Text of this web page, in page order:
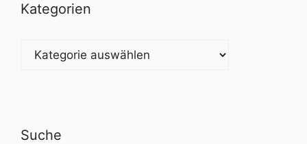
Kategorien
Kategorien
Suche